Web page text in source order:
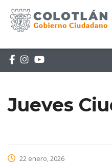
Jueves
22 enero, 2026